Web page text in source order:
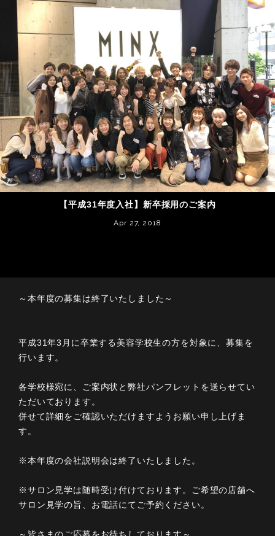
【平成31年度入社】新卒採用のご案内
Apr 27, 2018
～本年度の募集は終了いたしました～
平成31年3月に卒業する美容学校生の方を対象に、募集を
行います。
各学校様宛に、ご案内状と弊社パンフレットを送らせてい
ただいております。
併せて詳細をご確認いただけますようお願い申し上げま
す。
※本年度の会社説明会は終了いたしました。
※サロン見学は随時受け付けております。ご希望の店舗へ
サロン見学の旨、お電話にてご予約ください。